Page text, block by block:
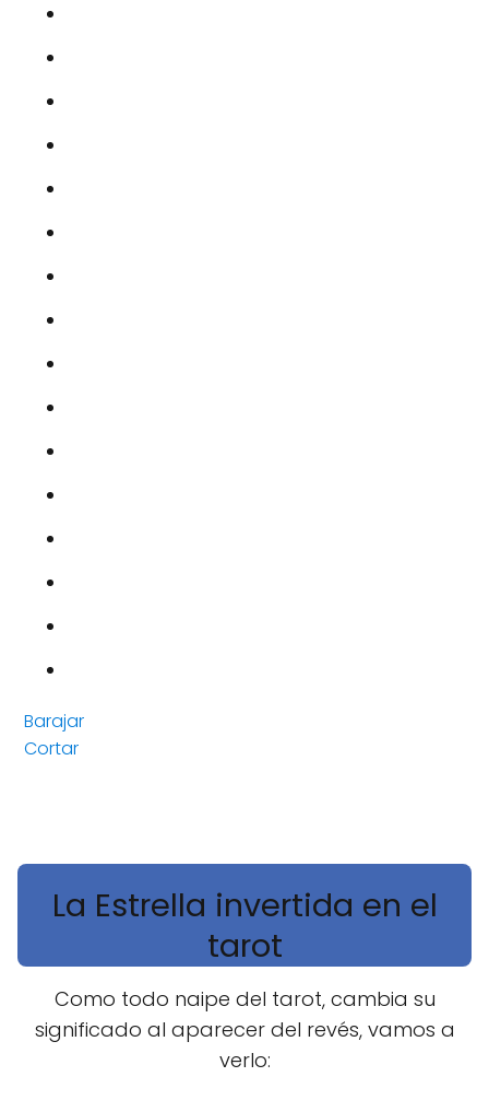
Barajar
Cortar
La Estrella invertida en el
tarot
Como todo naipe del tarot, cambia su
significado al aparecer del revés, vamos a
verlo: